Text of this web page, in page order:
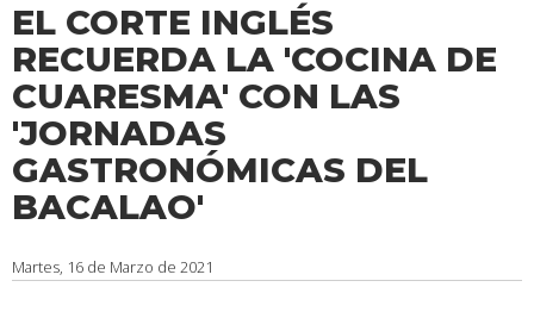
EL CORTE INGLÉS
RECUERDA LA 'COCINA DE
CUARESMA' CON LAS
'JORNADAS
GASTRONÓMICAS DEL
BACALAO'
Martes, 16 de Marzo de 2021